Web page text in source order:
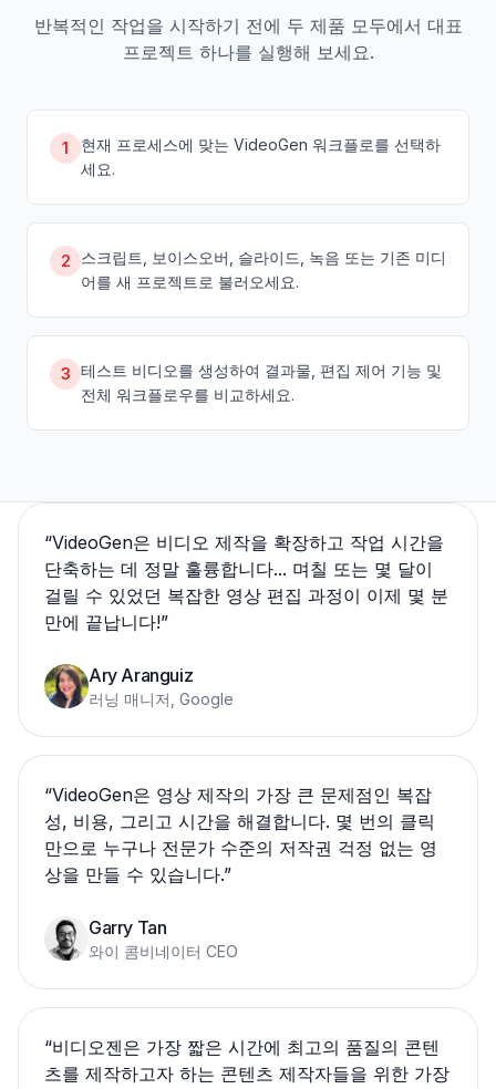
반복적인 작업을 시작하기 전에 두 제품 모두에서 대표
프로젝트 하나를 실행해 보세요.
1
현재 프로세스에 맞는 VideoGen 워크플로를 선택하
세요.
2
스크립트, 보이스오버, 슬라이드, 녹음 또는 기존 미디
어를 새 프로젝트로 불러오세요.
3 테스트 비디오를 생성하여 결과물, 편집 제어 기능 및
전체 워크플로우를 비교하세요.
“VideoGen은 비디오 제작을 확장하고 작업 시간을
단축하는 데 정말 훌륭합니다... 며칠 또는 몇 달이
걸릴 수 있었던 복잡한 영상 편집 과정이 이제 몇 분
만에 끝납니다!”
Ary Aranguiz
러닝 매니저, Google
“VideoGen은 영상 제작의 가장 큰 문제점인 복잡
성, 비용, 그리고 시간을 해결합니다. 몇 번의 클릭
만으로 누구나 전문가 수준의 저작권 걱정 없는 영
상을 만들 수 있습니다.”
Garry Tan
와이 콤비네이터 CEO
“비디오젠은 가장 짧은 시간에 최고의 품질의 콘텐
츠를 제작하고자 하는 콘텐츠 제작자들을 위한 가장